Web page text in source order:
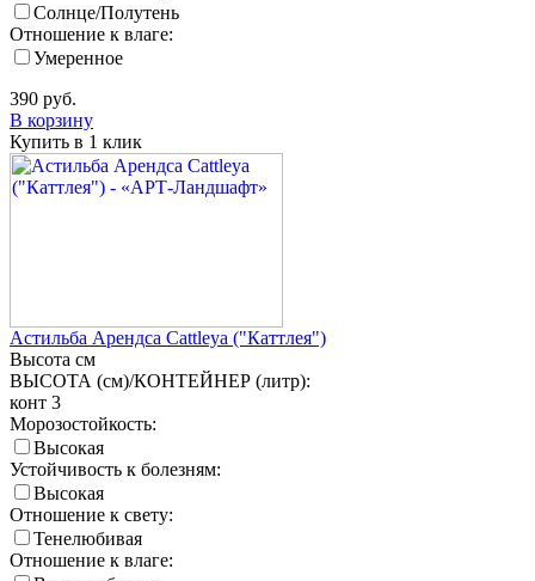
Солнце/Полутень
Отношение к влаге:
Умеренное
390 руб.
В корзину
Купить в 1 клик
Астильба Арендса Cattleya ("Каттлея")
Высота см
ВЫСОТА (см)/КОНТЕЙНЕР (литр):
конт 3
Морозостойкость:
Высокая
Устойчивость к болезням:
Высокая
Отношение к свету:
Тенелюбивая
Отношение к влаге: